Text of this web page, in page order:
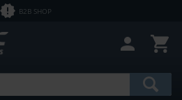
B2B SHOP